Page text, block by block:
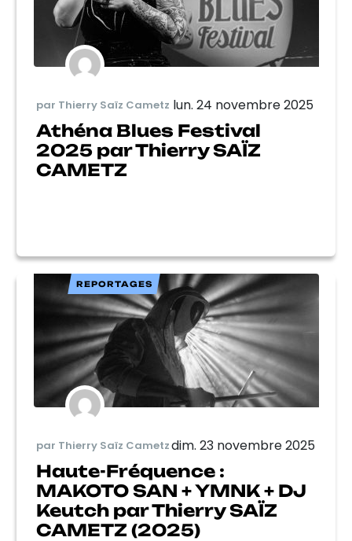
par Thierry Saïz Cametz lun. 24 novembre 2025
Athéna Blues Festival
2025 par Thierry SAÏZ
CAMETZ
REPORTAGES
par Thierry Saïz Cametzdim. 23 novembre 2025
Haute-Fréquence :
MAKOTO SAN + YMNK + DJ
Keutch par Thierry SAÏZ
CAMETZ (2025)